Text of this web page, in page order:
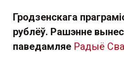
Гродзенскага
рублёў. Рашэнне вынес
паведамляе Радыё